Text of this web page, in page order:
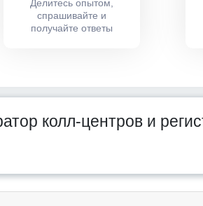
Делитесь опытом,
спрашивайте и
получайте ответы
колл-центров и